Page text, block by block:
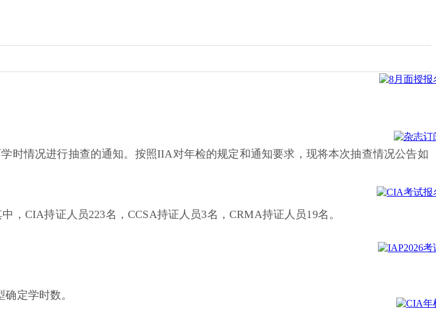
时情况进行抽查的通知。按照IIA对年检的规定和通知要求，现将本次抽查情况公告如
，CIA持证人员223名，CCSA持证人员3名，CRMA持证人员19名。
定学时数。